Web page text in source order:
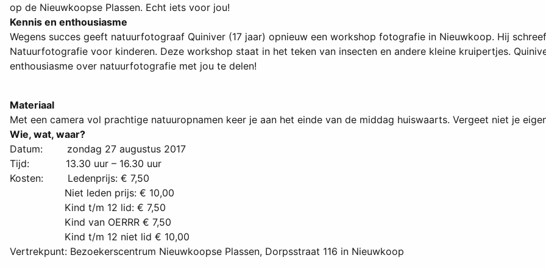
op de Nieuwkoopse Plassen. Echt iets voor jou!
Kennis en enthousiasme
Wegens succes geeft natuurfotograaf Quiniver (17 jaar) opnieuw een workshop fotografie in Nieuwkoop. Hij
Natuurfotografie voor kinderen. Deze workshop staat in het teken van insecten en andere kleine kruipertjes.
enthousiasme over natuurfotografie met jou te delen!
Materiaal
Met een camera vol prachtige natuuropnamen keer je aan het einde van de middag huiswaarts. Vergeet niet je
Wie, wat, waar?
Datum: zondag 27 augustus 2017
Tijd: 13.30 uur – 16.30 uur
Kosten: Ledenprijs: € 7,50
Niet leden prijs: € 10,00
Kind t/m 12 lid: € 7,50
Kind van OERRR € 7,50
Kind t/m 12 niet lid € 10,00
Vertrekpunt: Bezoekerscentrum Nieuwkoopse Plassen, Dorpsstraat 116 in Nieuwkoop